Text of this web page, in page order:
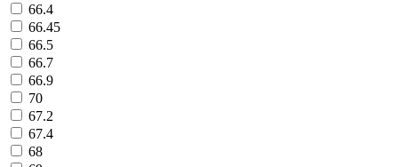
66.4
66.45
66.5
66.7
66.9
70
67.2
67.4
68